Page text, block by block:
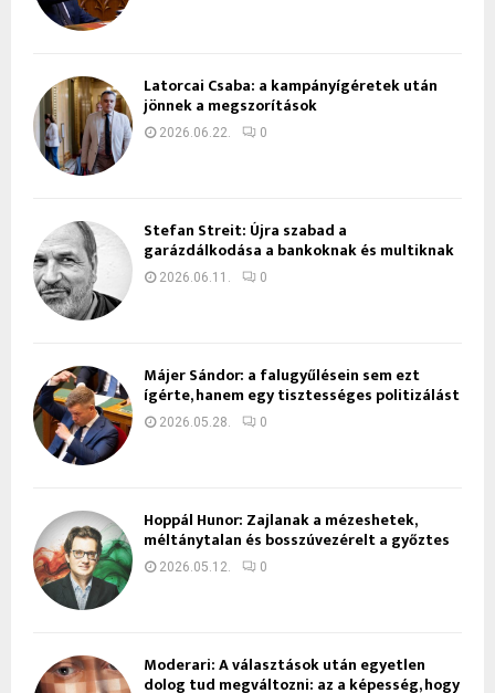
Latorcai Csaba: a kampányígéretek után
jönnek a megszorítások
2026.06.22. 0
Stefan Streit: Újra szabad a
garázdálkodása a bankoknak és multiknak
2026.06.11. 0
Májer Sándor: a falugyűlésein sem ezt
ígérte, hanem egy tisztességes politizálást
2026.05.28. 0
Hoppál Hunor: Zajlanak a mézeshetek,
méltánytalan és bosszúvezérelt a győztes
2026.05.12. 0
Moderari: A választások után egyetlen
dolog tud megváltozni: az a képesség, hogy